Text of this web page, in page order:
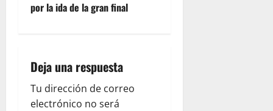
por la ida de la gran final
Deja una respuesta
Tu dirección de correo
electrónico no será